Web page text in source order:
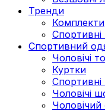
Тренди
Комплекти
Спортивний
Чоловічі
Куртки
Чоловічі